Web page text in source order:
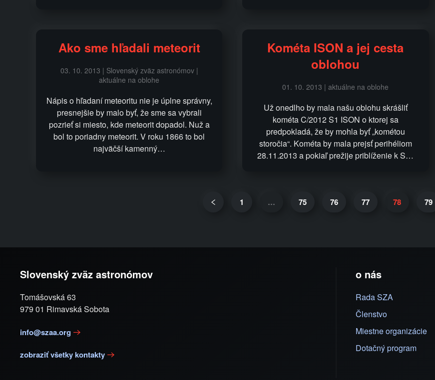
Ako sme hľadali meteorit
03. 10. 2013 | Slovenský zväz astronómov |
aktuálne na oblohe
Nápis o hľadaní meteoritu nie je úplne správny,
presnejšie by malo byť, že sme sa vybrali
pozrieť si miesto, kde meteorit dopadol. Nuž a
bol to poriadny meteorit. V roku 1866 to bol
najväčší kamenný…
Kométa ISON a jej cesta
oblohou
01. 10. 2013 | aktuálne na oblohe
Už onedlho by mala našu oblohu skrášliť
kométa C/2012 S1 ISON o ktorej sa
predpokladá, že by mohla byť „kométou
storočia“. Kométa by mala prejsť perihéliom
28.11.2013 a pokiaľ prežije priblíženie k S…
1 … 75 76 77 78 79
Slovenský zväz astronómov
Tomášovská 63
979 01 Rimavská Sobota
info@szaa.org
zobraziť všetky kontakty
o nás
Rada SZA
Členstvo
Miestne organizácie
Dotačný program